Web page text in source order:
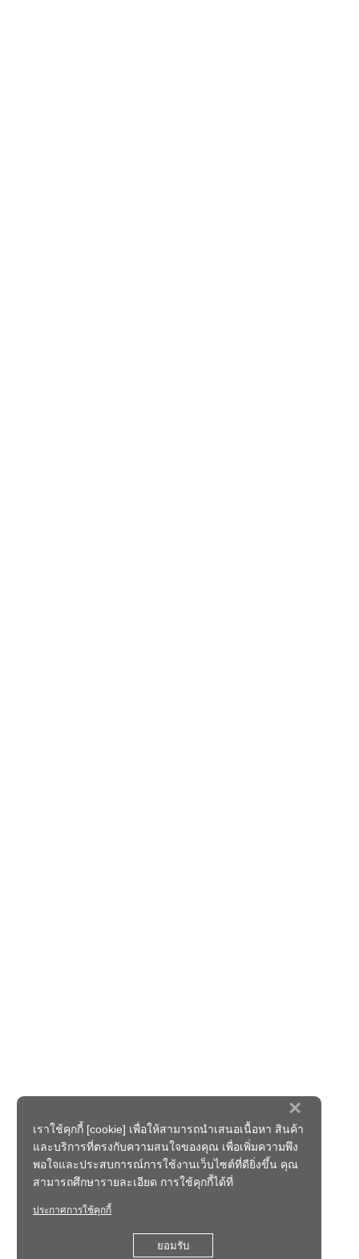
×
เราใช้คุกกี้ [cookie] เพื่อให้สามารถนำเสนอเนื้อหา สินค้า
และบริการที่ตรงกับความสนใจของคุณ เพื่อเพิ่มความพึง
พอใจและประสบการณ์การใช้งานเว็บไซต์ที่ดียิ่งขึ้น คุณ
สามารถศึกษารายละเอียด การใช้คุกกี้ได้ที่
ประกาศการใช้คุกกี้
ยอมรับ